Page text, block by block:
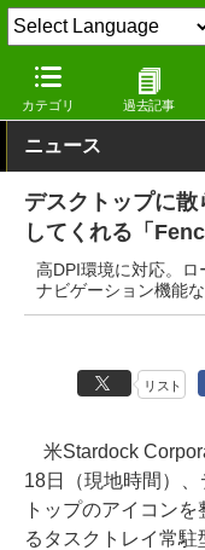
カテゴリ 過去記事
窓の杜 システム・ファ
ニュース
デスクトップに
してくれる「
高DPI環境に対応。
ナビゲーション機能
リスト
米Stardock
18日（現地時間）、
トップのアイコンを
るタスクトレイ常駐